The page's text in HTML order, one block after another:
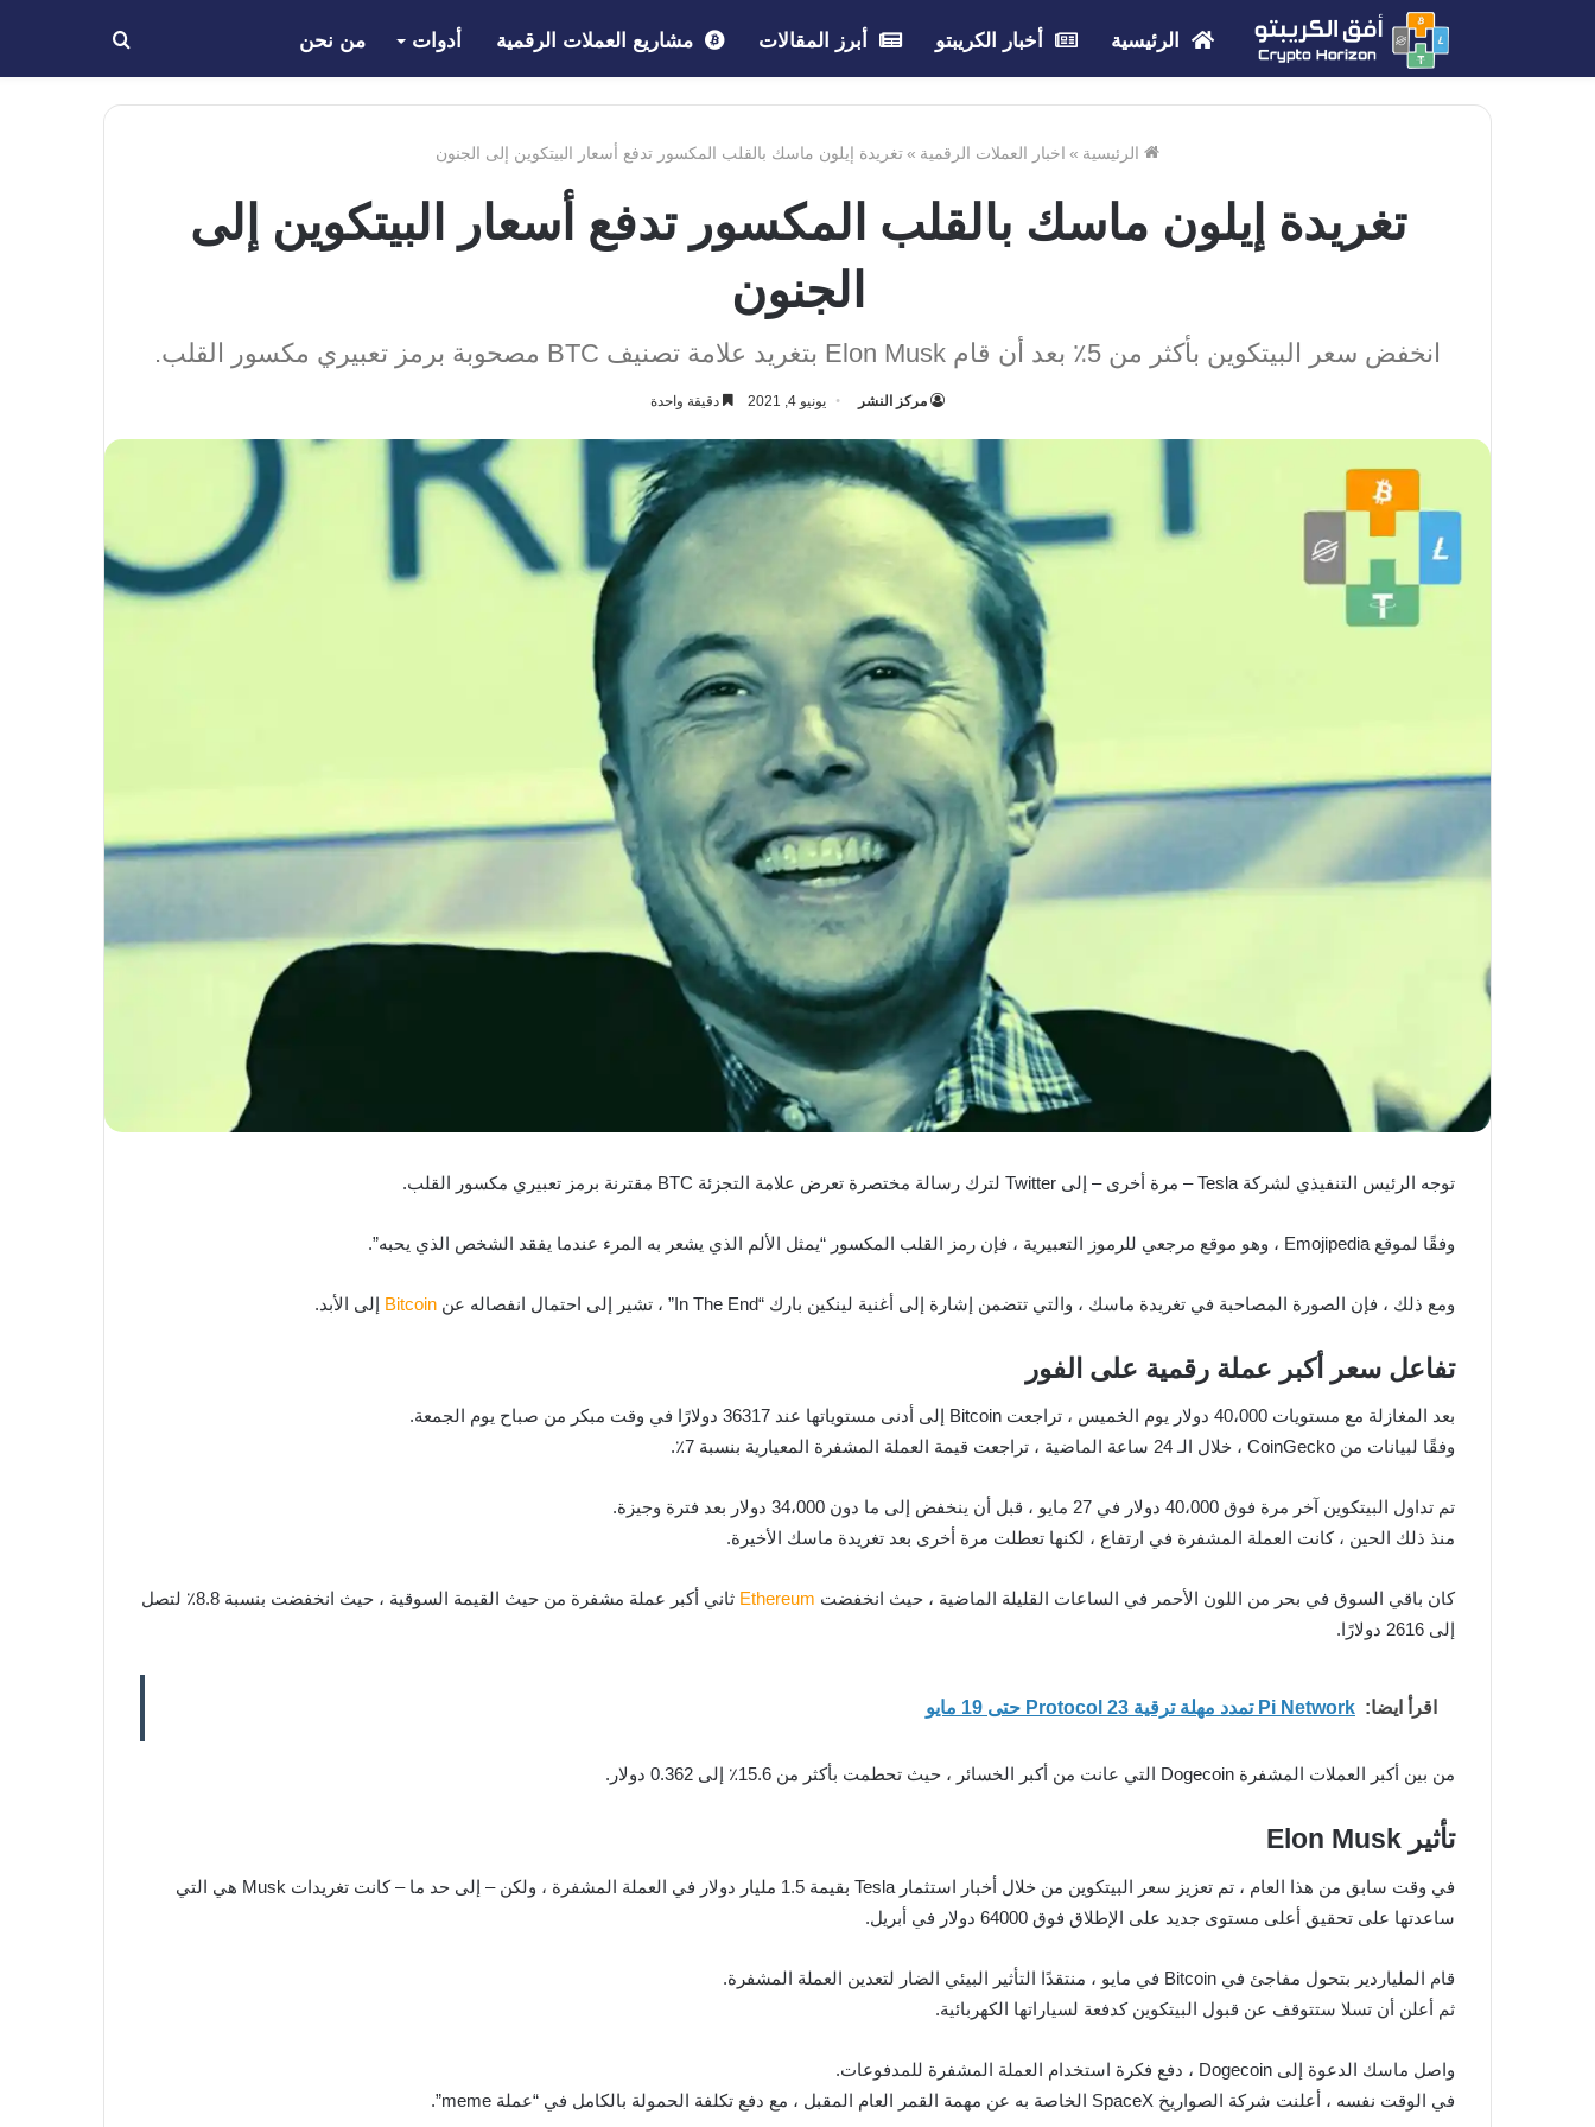
الرئيسية أخبار الكريبتو أبرز المقالات مشاريع العملات الرقمية أدوات من نحن بحث
عن
الرئيسية » اخبار العملات الرقمية »تغريدة إيلون ماسك بالقلب المكسور تدفع أسعار البيتكوين إلى الجنون
تغريدة إيلون ماسك بالقلب المكسور تدفع أسعار البيتكوين إلى
الجنون
انخفض سعر البيتكوين بأكثر من 5٪ بعد أن قام Elon Musk بتغريد علامة تصنيف BTC مصحوبة برمز تعبيري مكسور القلب.
مركز النشر يونيو 4, 2021 دقيقة واحدة
توجه الرئيس التنفيذي لشركة Tesla – مرة أخرى – إلى Twitter لترك رسالة مختصرة تعرض علامة التجزئة BTC مقترنة برمز تعبيري مكسور القلب.
وفقًا لموقع Emojipedia ، وهو موقع مرجعي للرموز التعبيرية ، فإن رمز القلب المكسور “يمثل الألم الذي يشعر به المرء عندما يفقد الشخص الذي يحبه”.
ومع ذلك ، فإن الصورة المصاحبة في تغريدة ماسك ، والتي تتضمن إشارة إلى أغنية لينكين بارك “In The End” ، تشير إلى احتمال انفصاله عن Bitcoin إلى الأبد.
تفاعل سعر أكبر عملة رقمية على الفور
بعد المغازلة مع مستويات 40،000 دولار يوم الخميس ، تراجعت Bitcoin إلى أدنى مستوياتها عند 36317 دولارًا في وقت مبكر من صباح يوم الجمعة.
وفقًا لبيانات من CoinGecko ، خلال الـ 24 ساعة الماضية ، تراجعت قيمة العملة المشفرة المعيارية بنسبة 7٪.
تم تداول البيتكوين آخر مرة فوق 40،000 دولار في 27 مايو ، قبل أن ينخفض ​​إلى ما دون 34،000 دولار بعد فترة وجيزة.
منذ ذلك الحين ، كانت العملة المشفرة في ارتفاع ، لكنها تعطلت مرة أخرى بعد تغريدة ماسك الأخيرة.
كان باقي السوق في بحر من اللون الأحمر في الساعات القليلة الماضية ، حيث انخفضت Ethereum
ثاني أكبر عملة مشفرة من حيث القيمة السوقية ، حيث انخفضت بنسبة 8.8٪ لتصل
إلى 2616 دولارًا.
اقرأ ايضا: Pi Network تمدد مهلة ترقية Protocol 23 حتى 19 مايو
من بين أكبر العملات المشفرة Dogecoin التي عانت من أكبر الخسائر ، حيث تحطمت بأكثر من 15.6٪ إلى 0.362 دولار.
تأثير Elon Musk
في وقت سابق من هذا العام ، تم تعزيز سعر البيتكوين من خلال أخبار استثمار Tesla بقيمة 1.5 مليار دولار في العملة المشفرة ، ولكن – إلى حد ما – كانت تغريدات Musk هي التي
ساعدتها على تحقيق أعلى مستوى جديد على الإطلاق فوق 64000 دولار في أبريل.
قام الملياردير بتحول مفاجئ في Bitcoin في مايو ، منتقدًا التأثير البيئي الضار لتعدين العملة المشفرة.
ثم أعلن أن تسلا ستتوقف عن قبول البيتكوين كدفعة لسياراتها الكهربائية.
واصل ماسك الدعوة إلى Dogecoin ، دفع فكرة استخدام العملة المشفرة للمدفوعات.
في الوقت نفسه ، أعلنت شركة الصواريخ SpaceX الخاصة به عن مهمة القمر العام المقبل ، مع دفع تكلفة الحمولة بالكامل في “عملة meme”.